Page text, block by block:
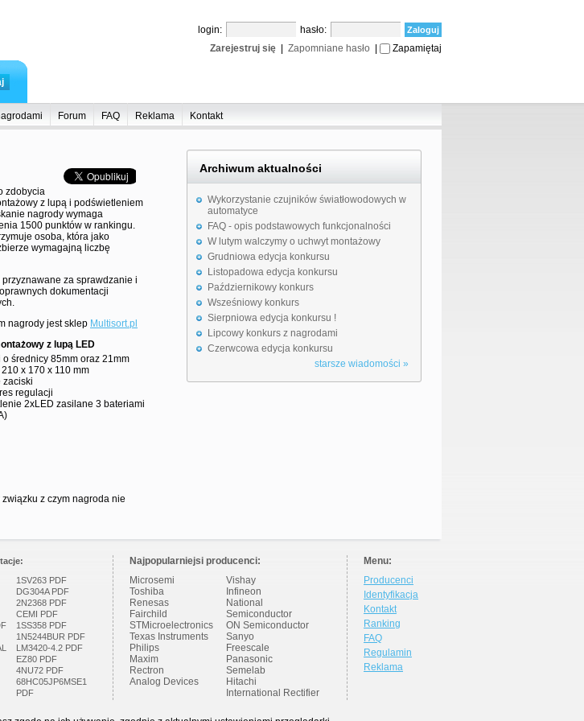
login:
hasło:
Zarejestruj się
Zapomniane hasło Zapamiętaj
Forum FAQ Reklama Kontakt
zdobycia
z lupą i podświetleniem
nagrody wymaga
1500 punktów w rankingu.
osoba, która jako
wymagajną liczbę
przyznawane za sprawdzanie i
dokumentacji
nagrody jest sklep Multisort.pl
z lupą LED
o średnicy 85mm oraz 21mm
x 170 x 110 mm
zaciski
regulacji
2xLED zasilane 3 bateriami
z czym nagroda nie
Archiwum aktualności
Wykorzystanie czujników światłowodowych w
automatyce
FAQ - opis podstawowych funkcjonalności
W lutym walczymy o uchwyt montażowy
Grudniowa edycja konkursu
Listopadowa edycja konkursu
Październikowy konkurs
Wsześniowy konkurs
Sierpniowa edycja konkursu !
Lipcowy konkurs z nagrodami
Czerwcowa edycja konkursu
starsze wiadomości »
1SV263 PDF
DG304A PDF
2N2368 PDF
CEMI PDF
1SS358 PDF
1N5244BUR PDF
LM3420-4.2 PDF
EZ80 PDF
4NU72 PDF
68HC05JP6MSE1
PDF
Najpopularniejsi producenci:
Microsemi
Toshiba
Renesas
Fairchild
STMicroelectronics
Texas Instruments
Philips
Maxim
Rectron
Analog Devices
Vishay
Infineon
National
Semiconductor
ON Semiconductor
Sanyo
Freescale
Panasonic
Semelab
Hitachi
International Rectifier
Menu:
Producenci
Identyfikacja
Kontakt
Ranking
FAQ
Regulamin
Reklama